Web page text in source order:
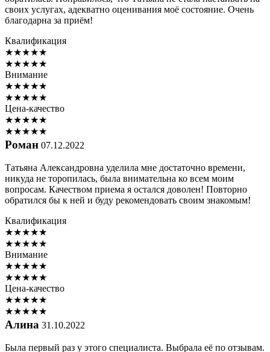
своих услугах, адекватно оценивания моё состояние. Очень
благодарна за приём!
Квалификация
★★★★★
★★★★★
Внимание
★★★★★
★★★★★
Цена-качество
★★★★★
★★★★★
Роман 07.12.2022
Татьяна Александровна уделила мне достаточно времени,
никуда не торопилась, была внимательна ко всем моим
вопросам. Качеством приема я остался доволен! Повторно
обратился бы к ней и буду рекомендовать своим знакомым!
Квалификация
★★★★★
★★★★★
Внимание
★★★★★
★★★★★
Цена-качество
★★★★★
★★★★★
Алина 31.10.2022
Была первый раз у этого специалиста. Выбрала её по отзывам.